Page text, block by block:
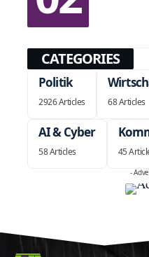
CATEGORIES
Politik
2926 Articles 68 Articles
AI & Cyber
58 Articles 45
-